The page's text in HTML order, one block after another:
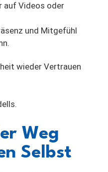
auf Videos oder
und Mitgefühl
wieder Vertrauen
Weg
Selbst